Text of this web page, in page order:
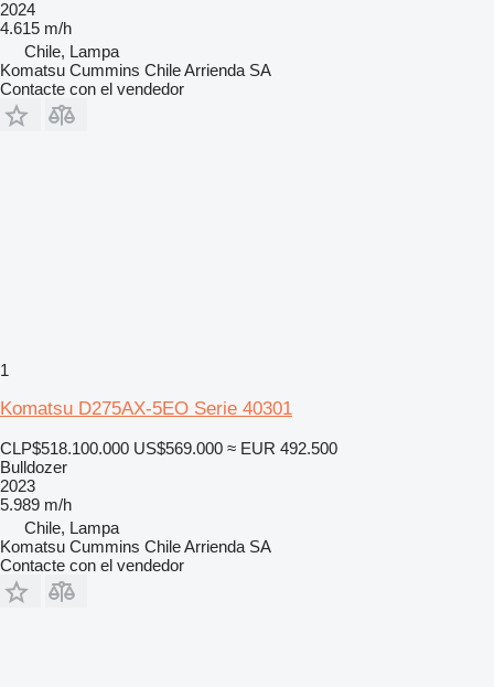
2024
4.615 m/h
Chile, Lampa
Komatsu Cummins Chile Arrienda SA
Contacte con el vendedor
1
Komatsu D275AX-5EO Serie 40301
CLP$518.100.000 US$569.000 ≈ EUR 492.500
Bulldozer
2023
5.989 m/h
Chile, Lampa
Komatsu Cummins Chile Arrienda SA
Contacte con el vendedor